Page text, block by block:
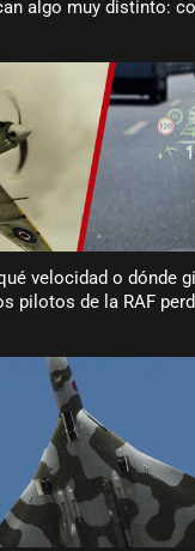
algo muy distinto:
velocidad o dónde
pilotos de la RAF